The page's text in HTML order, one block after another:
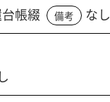
帳綴 備考
なし